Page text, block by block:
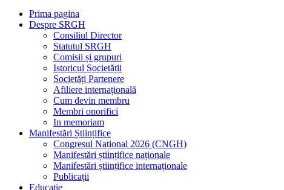
Prima pagina
Despre SRGH
Consiliul Director
Statutul SRGH
Comisii și grupuri
Istoricul Societății
Societăți Partenere
Afiliere internațională
Cum devin membru
Membri onorifici
In memoriam
Manifestări Științifice
Congresul Național 2026 (CNGH)
Manifestări științifice naționale
Manifestări științifice internaționale
Publicații
Educație